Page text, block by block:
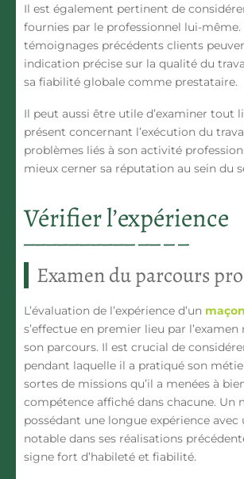
Il est également pertinent de
fournies par le professionnel lui-même.
témoignages précédents clients
indication précise sur la qualité du
sa fiabilité globale comme prestataire.
Il peut aussi être utile d’examiner tout
présent concernant l’exécution du
problèmes liés à son activité
mieux cerner sa réputation au sein du
Vérifier l’expérience
Examen du parcours
L’évaluation de l’expérience d’un
s’effectue en premier lieu par
son parcours. Il est crucial de
pendant laquelle il a pratiqué son
sortes de missions qu’il a menées à
compétence affiché dans chacune. Un
possédant une longue expérience avec
notable dans ses réalisations
signe fort d’habileté et fiabilité.